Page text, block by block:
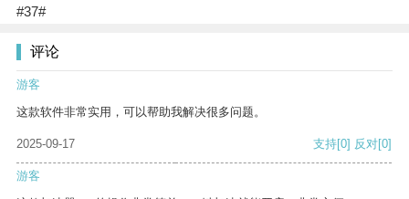
#37#
评论
游客
这款软件非常实用，可以帮助我解决很多问题。
2025-09-17 支持[0] 反对[0]
游客